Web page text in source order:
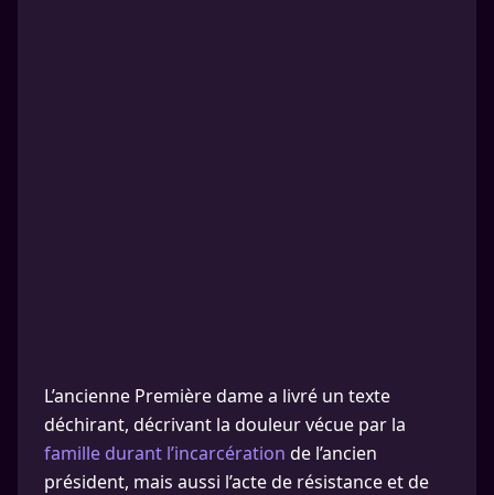
L’ancienne Première dame a livré un texte
déchirant, décrivant la douleur vécue par la
famille durant l’incarcération de l’ancien
président, mais aussi l’acte de résistance et de